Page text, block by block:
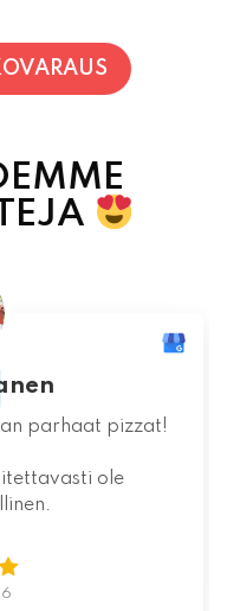
raaka-
maukkaan pizzan.